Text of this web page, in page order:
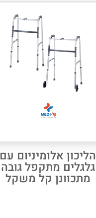
הליכון אלומיניום עם
גלגלים מתקפל גובה
מתכוונן קל משקל